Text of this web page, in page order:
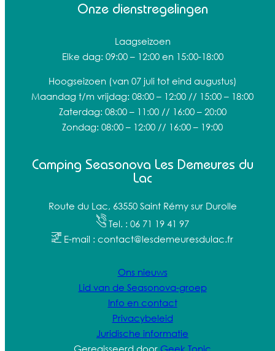
Camping Seasonova Les Demeures du
Lac
Route du Lac, 63550 Saint Rémy sur Durolle
Tel. : 06 71 19 41 97
E-mail : contact@lesdemeuresdulac.fr
Ons nieuws
Lid van de Seasonova-groep
Info en contact
Privacybeleid
Juridische informatie
Onze dienstregelingen
Laagseizoen
Elke dag: 09:00 – 12:00 en 15:00-18:00
Hoogseizoen(van 07 juli tot eind augustus)
Maandag t/m vrijdag: 08:00 – 12:00 // 15:00 – 18:00
Zaterdag: 08:00 – 11:00 // 16:00 – 20:00
Zondag: 08:00 – 12:00 // 16:00 – 19:00